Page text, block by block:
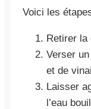
Voici les
Retirer la
Verser
et de
Laisser
l’eau